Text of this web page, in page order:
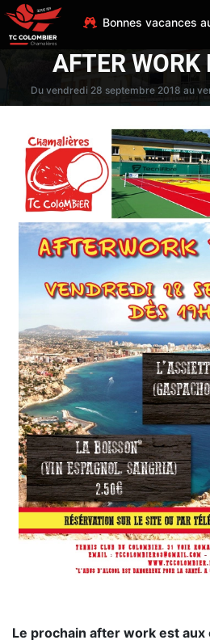
Bonnes vacances
AFTER WORK
Du vendredi 28 septembre 2018 au
Le prochain after work est aux